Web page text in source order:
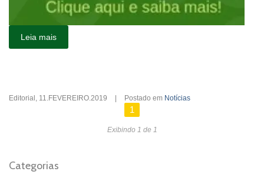
Leia mais
Editorial , 11.FEVEREIRO.2019 Postado em Notícias
1
Exibindo 1 de 1
Categorias